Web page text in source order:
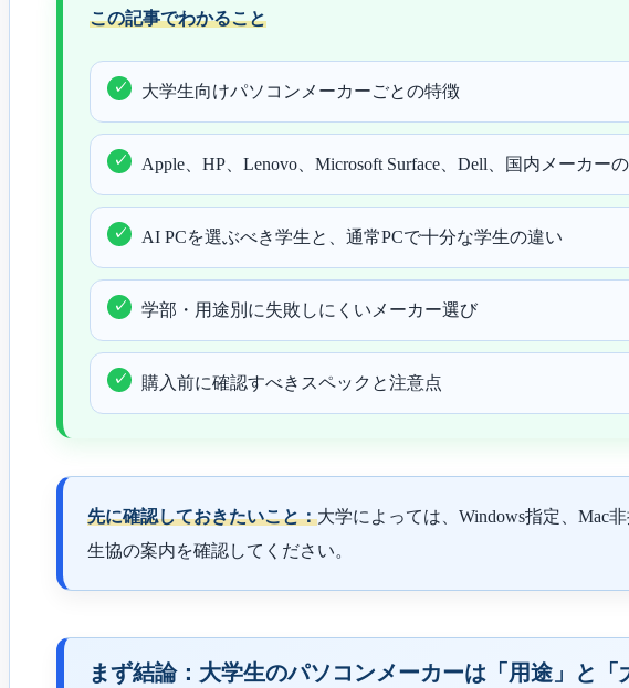
この記事でわかること
大学生向けパソコンメーカーごとの特徴
Apple、HP、Lenovo、Microsoft Surface、Dell、国内メーカー
AI PCを選ぶべき学生と、通常PCで十分な学生の違い
学部・用途別に失敗しにくいメーカー選び
購入前に確認すべきスペックと注意点
先に確認しておきたいこと：大学によっては、Windows指定、Mac
生協の案内を確認してください。
まず結論：大学生のパソコンメーカーは「用途」と「